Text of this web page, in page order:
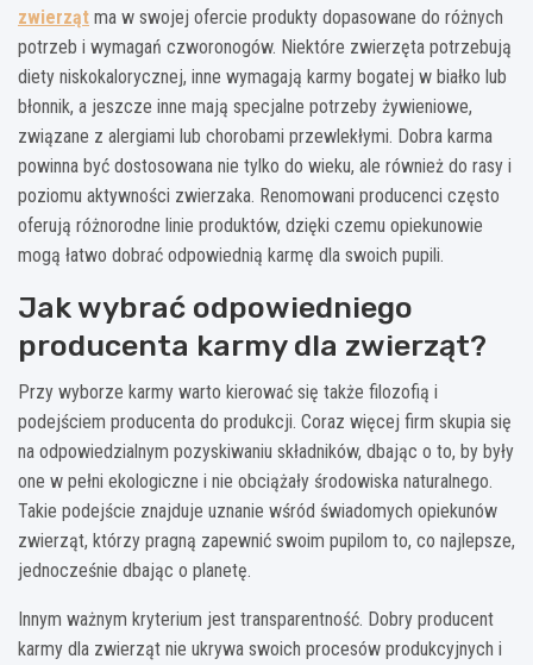
zwierząt ma w swojej ofercie produkty dopasowane do różnych
potrzeb i wymagań czworonogów. Niektóre zwierzęta potrzebują
diety niskokalorycznej, inne wymagają karmy bogatej w białko lub
błonnik, a jeszcze inne mają specjalne potrzeby żywieniowe,
związane z alergiami lub chorobami przewlekłymi. Dobra karma
powinna być dostosowana nie tylko do wieku, ale również do rasy i
poziomu aktywności zwierzaka. Renomowani producenci często
oferują różnorodne linie produktów, dzięki czemu opiekunowie
mogą łatwo dobrać odpowiednią karmę dla swoich pupili.
Jak wybrać odpowiedniego
producenta karmy dla zwierząt?
Przy wyborze karmy warto kierować się także filozofią i
podejściem producenta do produkcji. Coraz więcej firm skupia się
na odpowiedzialnym pozyskiwaniu składników, dbając o to, by były
one w pełni ekologiczne i nie obciążały środowiska naturalnego.
Takie podejście znajduje uznanie wśród świadomych opiekunów
zwierząt, którzy pragną zapewnić swoim pupilom to, co najlepsze,
jednocześnie dbając o planetę.
Innym ważnym kryterium jest transparentność. Dobry producent
karmy dla zwierząt nie ukrywa swoich procesów produkcyjnych i